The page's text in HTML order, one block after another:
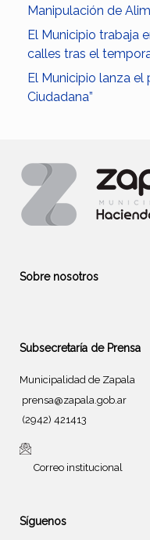
Manipulación de
El Municipio trabaja
calles tras el
El Municipio lanza el
Ciudadana”
Sobre nosotros
Subsecretaría de Prensa
Municipalidad de Zapala
prensa@zapala.gob.ar
(2942) 421413
Correo institucional
Síguenos